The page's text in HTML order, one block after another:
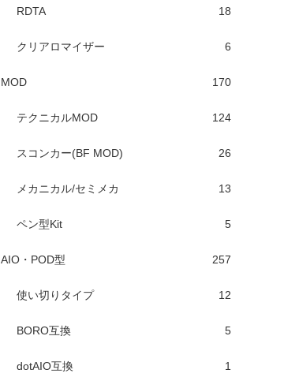
RDTA 18
クリアロマイザー 6
MOD 170
テクニカルMOD 124
スコンカー(BF MOD) 26
メカニカル/セミメカ 13
ペン型Kit 5
AIO・POD型 257
使い切りタイプ 12
BORO互換 5
dotAIO互換 1